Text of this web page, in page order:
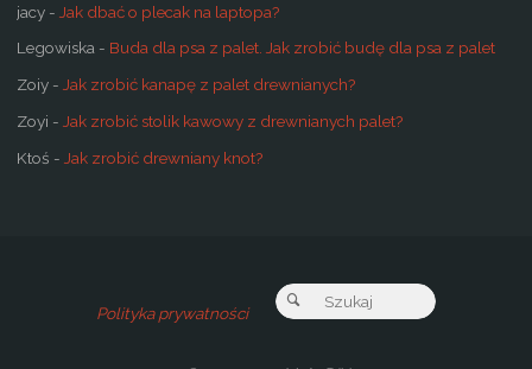
jacy- Jak dbać o plecak na laptopa?
Legowiska- Buda dla psa z palet. Jak zrobić budę dla psa z palet
Zoiy- Jak zrobić kanapę z palet drewnianych?
Zoyi - Jak zrobić stolik kawowy z drewnianych palet?
Ktoś - Jak zrobić drewniany knot?
Polityka prywatności
Szukaj:
Szukaj